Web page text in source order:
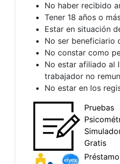
No haber recibido
Tener 18 años o
Estar en situación
No ser beneficiario
No constar como
No estar afiliado al
trabajador no
No estar en los